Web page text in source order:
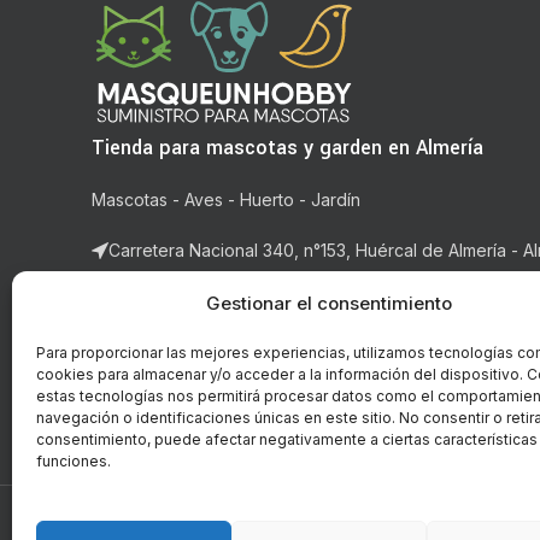
Gestionar el consentimiento
Para proporcionar las mejores experiencias, utilizamos tecnologías
cookies para almacenar y/o acceder a la información del dispositivo.
estas tecnologías nos permitirá procesar datos como el
navegación o identificaciones únicas en este sitio. No consentir o
consentimiento, puede afectar negativamente a ciertas características
funciones.
Tienda para mascotas y garden en Almería
Mascotas - Aves - Huerto - Jardín
Carretera Nacional 340, n°153, Huércal de Almería -
Correo: ventas@masqueunhobby.com
Horario: de lunes a viernes de 9:00h. a 14h y de
14:00h.
© Copyright - 2018-2026 masqueunhobby.com. -
PROGRAMA KIT DIGITAL